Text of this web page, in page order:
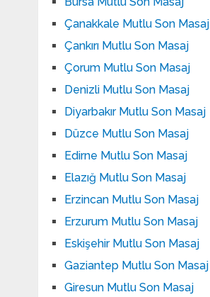
Çanakkale Mutlu Son Masaj
Çankırı Mutlu Son Masaj
Çorum Mutlu Son Masaj
Denizli Mutlu Son Masaj
Diyarbakır Mutlu Son Masaj
Düzce Mutlu Son Masaj
Edirne Mutlu Son Masaj
Elazığ Mutlu Son Masaj
Erzincan Mutlu Son Masaj
Erzurum Mutlu Son Masaj
Eskişehir Mutlu Son Masaj
Gaziantep Mutlu Son Masaj
Giresun Mutlu Son Masaj